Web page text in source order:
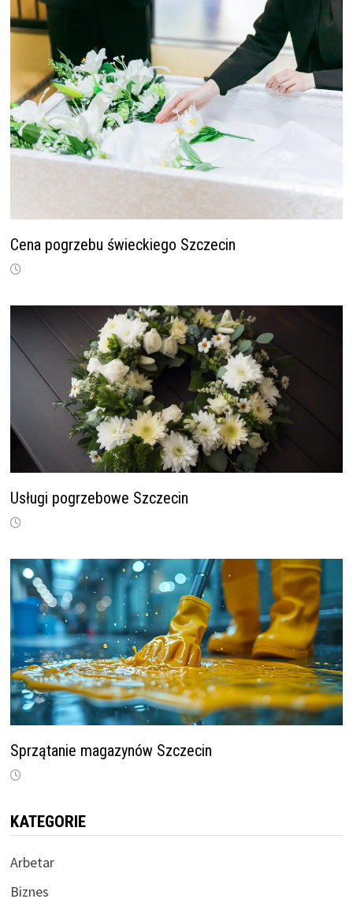
Cena pogrzebu świeckiego Szczecin
Usługi pogrzebowe Szczecin
Sprzątanie magazynów Szczecin
KATEGORIE
Arbetar
Biznes